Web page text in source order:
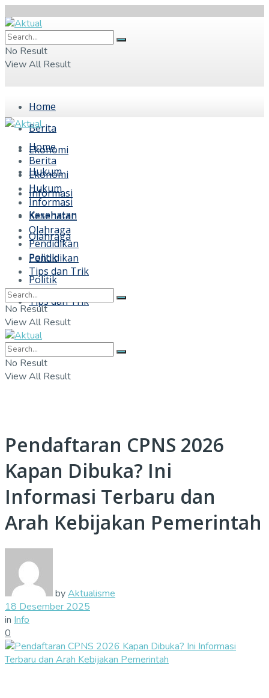
No Result
View All Result
Home
Berita
Ekonomi
Hukum
Informasi
Kesehatan
Olahraga
Pendidikan
Politik
Tips dan Trik
Home
Berita
Ekonomi
Hukum
Informasi
Kesehatan
Olahraga
Pendidikan
Politik
Tips dan Trik
No Result
View All Result
No Result
View All Result
Pendaftaran CPNS 2026
Kapan Dibuka? Ini
Informasi Terbaru dan
Arah Kebijakan Pemerintah
byAktualisme
18 Desember 2025
in Info
0